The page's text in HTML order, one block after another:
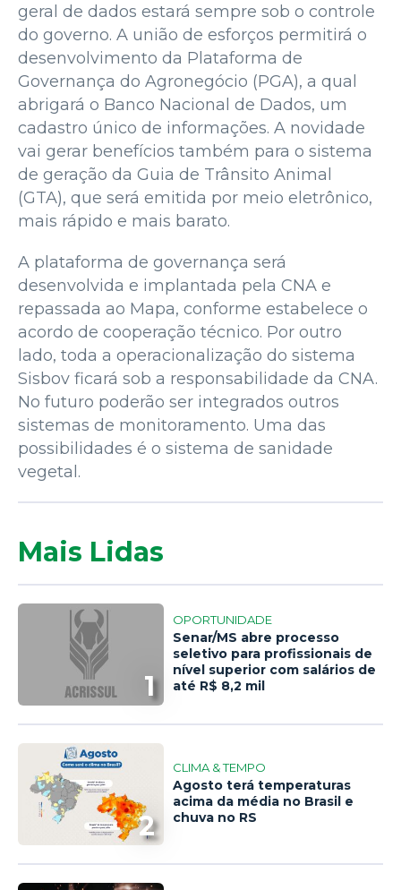
geral de dados estará sempre sob o controle
do governo. A união de esforços permitirá o
desenvolvimento da Plataforma de
Governança do Agronegócio (PGA), a qual
abrigará o Banco Nacional de Dados, um
cadastro único de informações. A novidade
vai gerar benefícios também para o sistema
de geração da Guia de Trânsito Animal
(GTA), que será emitida por meio eletrônico,
mais rápido e mais barato.
A plataforma de governança será
desenvolvida e implantada pela CNA e
repassada ao Mapa, conforme estabelece o
acordo de cooperação técnico. Por outro
lado, toda a operacionalização do sistema
Sisbov ficará sob a responsabilidade da CNA.
No futuro poderão ser integrados outros
sistemas de monitoramento. Uma das
possibilidades é o sistema de sanidade
vegetal.
Mais Lidas
1
OPORTUNIDADE
Senar/MS abre processo
seletivo para profissionais de
nível superior com salários de
até R$ 8,2 mil
2
CLIMA & TEMPO
Agosto terá temperaturas
acima da média no Brasil e
chuva no RS